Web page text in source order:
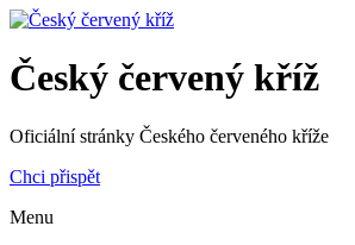
Český červený kříž
Oficiální stránky Českého červeného kříže
Chci přispět
Menu